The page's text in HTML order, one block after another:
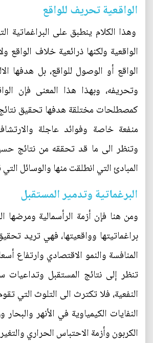
الواقعية تحريف للواقع
وهذا الكلام ينطبق على البراغماتية
الواقعية ولكنها ذرائعية خلاف
الواقع أو الوصول للواقع، بل هدفها
وتحريفه، وبهذا هذا المعنى فإن
كمصطلحات مختلقة هدفها تحقيق
منفعة خاصة وفوائد عاجلة
وتنظر الى ما قد تحققه من نتائج
المبادئ التي انطلقت منها والوسائل
البرغماتية وتدمير المستقبل
ومن هنا فإن أزمة الرأسمالية ومرضها
براغماتيتها وواقعيتها، فهي تريد
المنافسة والنمو الاقتصادي وارتفاع
تنظر إلى نتائج المستقبل وتداعيات
النفعية، فلا تكترث الى التلوث التي
النفايات الكيمياوية في الأنهر
الكربون وأزمة الاحتباس الحراري